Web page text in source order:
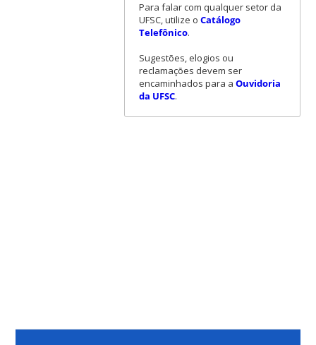
Para falar com qualquer setor da
UFSC, utilize o Catálogo
Telefônico.
Sugestões, elogios ou
reclamações devem ser
encaminhados para a Ouvidoria
da UFSC.